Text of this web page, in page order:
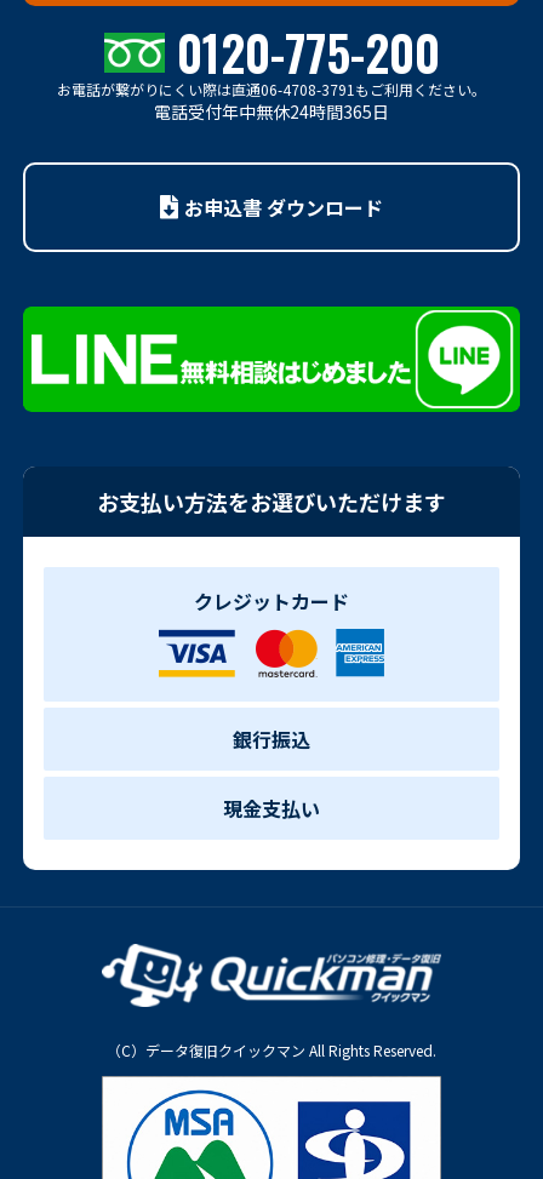
0120-775-200
お電話が繋がりにくい際は直通06-4708-3791もご利用ください。
電話受付年中無休24時間365日
お申込書 ダウンロード
お支払い方法をお選びいただけます
クレジットカード
銀行振込
現金支払い
（C）データ復旧クイックマン All Rights Reserved.